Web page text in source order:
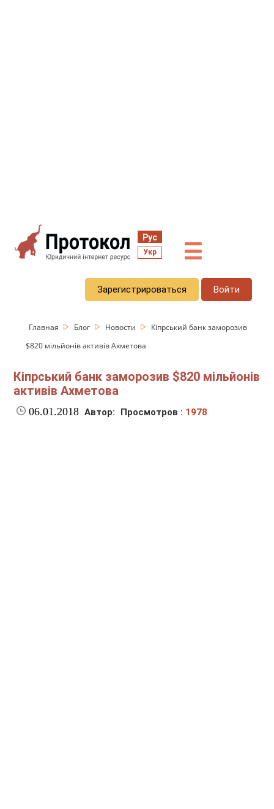
Рус
Укр ☰
Зарегистрироваться Войти
Главная Блог Новости
Кіпрський банк заморозив
$820 мільйонів активів Ахметова
Кіпрський банк заморозив $820 мільйонів
активів Ахметова
06.01.2018 Автор: Просмотров : 1978